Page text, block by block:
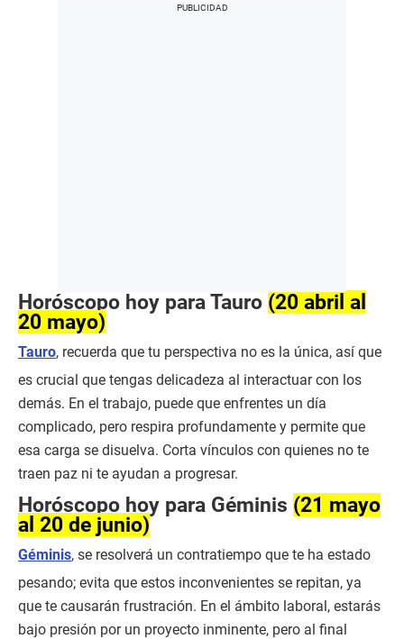
Horóscopo hoy para Tauro (20 abril al
20 mayo)
Tauro, recuerda que tu perspectiva no es la única, así que
es crucial que tengas delicadeza al interactuar con los
demás. En el trabajo, puede que enfrentes un día
complicado, pero respira profundamente y permite que
esa carga se disuelva. Corta vínculos con quienes no te
traen paz ni te ayudan a progresar.
Horóscopo hoy para Géminis (21 mayo
al 20 de junio)
Géminis, se resolverá un contratiempo que te ha estado
pesando; evita que estos inconvenientes se repitan, ya
que te causarán frustración. En el ámbito laboral, estarás
bajo presión por un proyecto inminente, pero al final